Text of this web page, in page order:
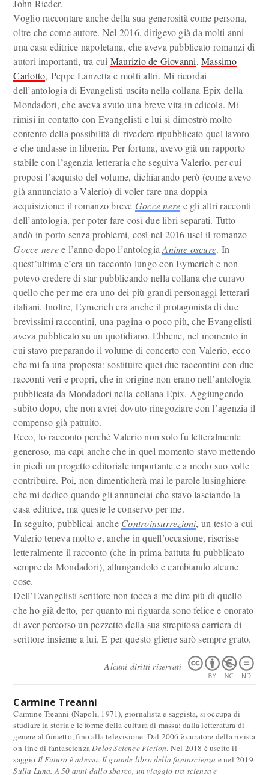
John Rieder.
Voglio raccontare anche della sua generosità come persona,
oltre che come autore. Nel 2016, dirigevo già da molti anni
una casa editrice napoletana, che aveva pubblicato romanzi di
autori importanti, tra cui Maurizio de Giovanni,Massimo
Carlotto, Peppe Lanzetta e molti altri. Mi ricordai
dell’antologia di Evangelisti uscita nella collana Epix della
Mondadori, che aveva avuto una breve vita in edicola. Mi
rimisi in contatto con Evangelisti e lui si dimostrò molto
contento della possibilità di rivedere ripubblicato quel lavoro
e che andasse in libreria. Per fortuna, avevo già un rapporto
stabile con l’agenzia letteraria che seguiva Valerio, per cui
proposi l’acquisto del volume, dichiarando però (come avevo
già annunciato a Valerio) di voler fare una doppia
acquisizione: il romanzo breve Gocce nere e gli altri racconti
dell’antologia, per poter fare così due libri separati. Tutto
andò in porto senza problemi, così nel 2016 uscì il romanzo
Gocce neree l’anno dopo l’antologiaAnime oscure. In
quest’ultima c’era un racconto lungo con Eymerich e non
potevo credere di star pubblicando nella collana che curavo
quello che per me era uno dei più grandi personaggi letterari
italiani. Inoltre, Eymerich era anche il protagonista di due
brevissimi raccontini, una pagina o poco più, che Evangelisti
aveva pubblicato su un quotidiano. Ebbene, nel momento in
cui stavo preparando il volume di concerto con Valerio, ecco
che mi fa una proposta: sostituire quei due raccontini con due
racconti veri e propri, che in origine non erano nell’antologia
pubblicata da Mondadori nella collana Epix. Aggiungendo
subito dopo, che non avrei dovuto rinegoziare con l’agenzia il
compenso già pattuito.
Ecco, lo racconto perché Valerio non solo fu letteralmente
generoso, ma capì anche che in quel momento stavo mettendo
in piedi un progetto editoriale importante e a modo suo volle
contribuire. Poi, non dimenticherà mai le parole lusinghiere
che mi dedico quando gli annunciai che stavo lasciando la
casa editrice, ma queste le conservo per me.
In seguito, pubblicai anche Controinsurrezioni, un testo a cui
Valerio teneva molto e, anche in quell’occasione, riscrisse
letteralmente il racconto (che in prima battuta fu pubblicato
sempre da Mondadori), allungandolo e cambiando alcune
cose.
Dell’Evangelisti scrittore non tocca a me dire più di quello
che ho già detto, per quanto mi riguarda sono felice e onorato
di aver percorso un pezzetto della sua strepitosa carriera di
scrittore insieme a lui. E per questo gliene sarò sempre grato.
Alcuni diritti riservati
Carmine Treanni
Carmine Treanni (Napoli, 1971), giornalista e saggista, si occupa di
studiare la storia e le forme della cultura di massa: dalla letteratura di
genere al fumetto, fino alla televisione. Dal 2006 è curatore della rivista
on-line di fantascienzaDelos Science Fiction. Nel 2018 è uscito il
saggio Il Futuro è adesso. Il grande libro della fantascienza e nel 2019
Sulla Luna. A 50 anni dallo sbarco, un viaggio tra scienza e